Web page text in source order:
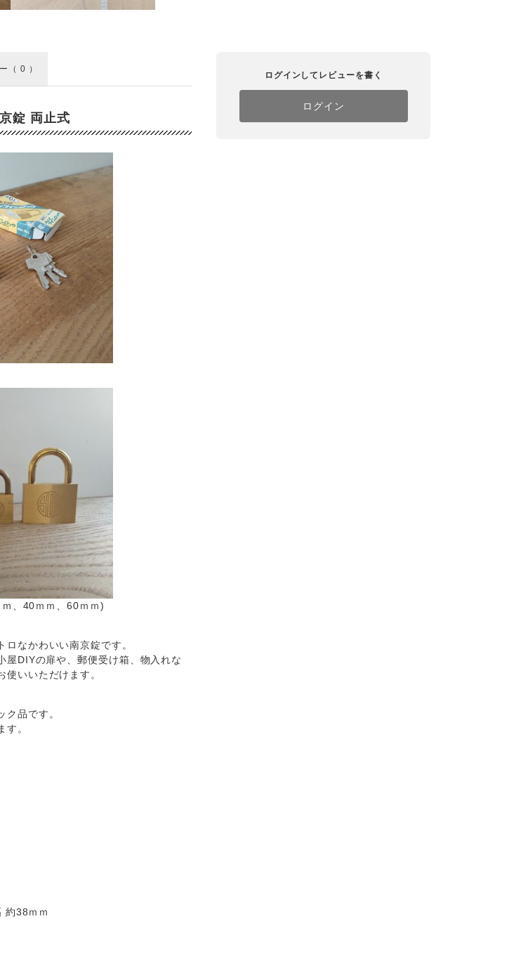
（ 0 ）
錠 両止式
、40ｍｍ、60ｍｍ)
ロなかわいい南京錠です。
屋DIYの扉や、郵便受け箱、物入れな
使いいただけます。
ク品です。
す。
約38ｍｍ
ログインしてレビューを書く
ログイン